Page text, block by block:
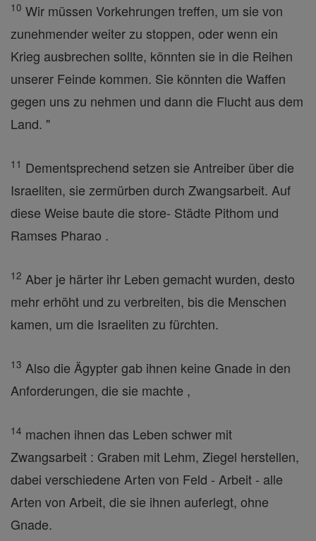
10 Wir müssen Vorkehrungen treffen, um sie von
zunehmender weiter zu stoppen, oder wenn ein
Krieg ausbrechen sollte, könnten sie in die Reihen
unserer Feinde kommen. Sie könnten die Waffen
gegen uns zu nehmen und dann die Flucht aus dem
Land. "
11 Dementsprechend setzen sie Antreiber über die
Israeliten, sie zermürben durch Zwangsarbeit. Auf
diese Weise baute die store- Städte Pithom und
Ramses Pharao .
12 Aber je härter ihr Leben gemacht wurden, desto
mehr erhöht und zu verbreiten, bis die Menschen
kamen, um die Israeliten zu fürchten.
13 Also die Ägypter gab ihnen keine Gnade in den
Anforderungen, die sie machte ,
14 machen ihnen das Leben schwer mit
Zwangsarbeit : Graben mit Lehm, Ziegel herstellen,
dabei verschiedene Arten von Feld - Arbeit - alle
Arten von Arbeit, die sie ihnen auferlegt, ohne
Gnade.